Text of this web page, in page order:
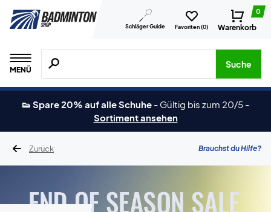
Schläger Guide Favoriten (0)
0
Warenkorb
MENÜ
Suche nach Produkten, Marken usw.
Suche
👟 Spare 20% auf alle Schuhe - Gültig bis zum 20/5 -
Sortiment ansehen
Zurück Brauchst du Hilfe?